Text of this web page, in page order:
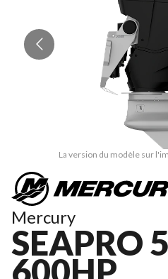
La version du modèle sur
Mercury
SEAPRO
600HP